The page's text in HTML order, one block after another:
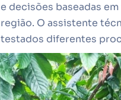
e decisões baseadas
região. O assistente
testados diferentes